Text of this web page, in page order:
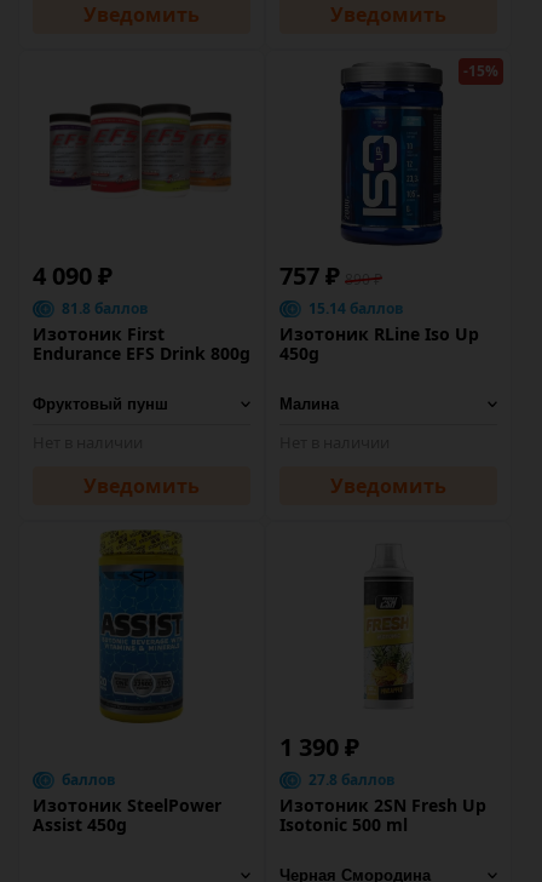
Уведомить Уведомить
4 090 ₽
81.8 баллов
Изотоник First
Endurance EFS Drink 800g
Уведомить
-15%
757 ₽ 890 ₽
15.14 баллов
Изотоник RLine Iso Up
450g
Уведомить
баллов
Изотоник SteelPower
Assist 450g
1 390 ₽
27.8 баллов
Изотоник 2SN Fresh Up
Isotonic 500 ml